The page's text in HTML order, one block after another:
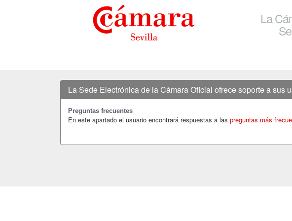
La
La Sede Electrónica de la Cámara Oficial ofrece soporte a sus
Preguntas frecuentes
En este apartado el usuario encontrará respuestas a las preguntas más